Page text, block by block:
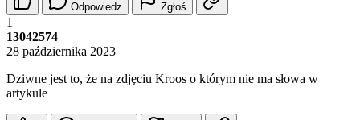
Odpowiedz Zgłoś
1
13042574
28 października 2023
Dziwne jest to, że na zdjęciu Kroos o którym nie ma słowa w
artykule